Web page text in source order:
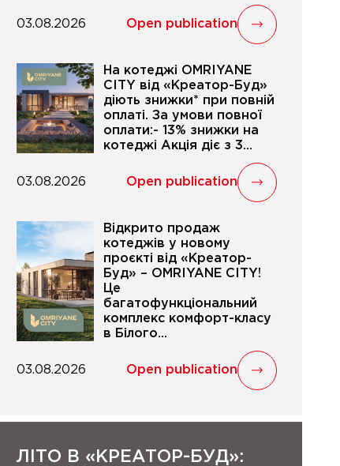
03.08.2026 Open publication
На котеджі OMRIYANE
CITY від «Креатор-Буд»
діють знижки* при повній
оплаті. За умови повної
оплати:- 13% знижки на
котеджі Акція діє з 3...
03.08.2026 Open publication
Відкрито продаж
котеджів у новому
проєкті від «Креатор-
Буд» – OMRIYANE CITY!
Це
багатофункціональний
комплекс комфорт-класу
в Білого...
03.08.2026 Open publication
ЛІТО В «КРЕАТОР-БУД»: